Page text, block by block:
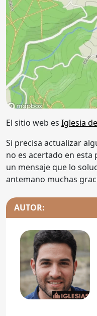
El sitio web es Iglesia
Si precisa actualizar
no es acertado en esta
un mensaje que lo
antemano muchas
AUTOR: